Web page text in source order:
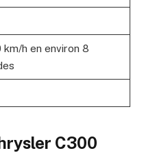
km/h en environ 8
C300